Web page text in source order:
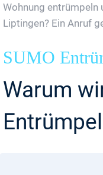
Wohnung entrümpeln
Liptingen? Ein Anruf
SUMO
Warum